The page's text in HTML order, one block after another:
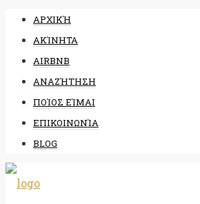
ΑΡΧΙΚΉ
ΑΚΊΝΗΤΑ
AIRBNB
ΑΝΑΖΉΤΗΣΗ
ΠΟΊΟΣ ΕΊΜΑΙ
ΕΠΙΚΟΙΝΩΝΊΑ
BLOG